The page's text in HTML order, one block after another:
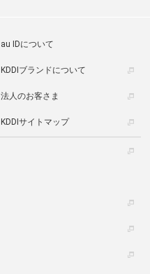
au IDについて
KDDIブランドについて
法人のお客さま
KDDIサイトマップ